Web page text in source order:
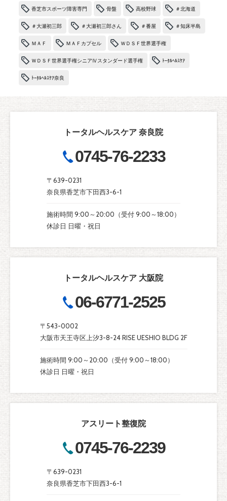
香芝市スポーツ障害専門 骨盤 高校野球 ＃北海道
＃大瀬初三郎 ＃大瀬初三郎さん ＃番屋 ＃知床半島
ＭＡＦ ＭＡＦカプセル ＷＤＳＦ世界選手権
ＷＤＳＦ世界選手権シニアⅣスタンダード選手権 ﾄｰﾀﾙﾍﾙｽｹｱ
ﾄｰﾀﾙﾍﾙｽｹｱ奈良
トータルヘルスケア 奈良院
0745-76-2233
〒639-0231
奈良県香芝市下田西3-6-1
施術時間 9:00～20:00（受付 9:00～18:00）
休診日 日曜・祝日
トータルヘルスケア 大阪院
06-6771-2525
〒543-0002
大阪市天王寺区上汐3-8-24 RISE UESHIO BLDG 2F
施術時間 9:00～20:00（受付 9:00～18:00）
休診日 日曜・祝日
アスリート整復院
0745-76-2239
〒639-0231
奈良県香芝市下田西3-6-1